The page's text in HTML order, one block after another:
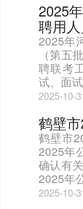
2025
聘用人
2025年
（第
聘联考
试、面
2025-10-
鹤壁
鹤壁市
2025年
确认有
2025年
2025-10-